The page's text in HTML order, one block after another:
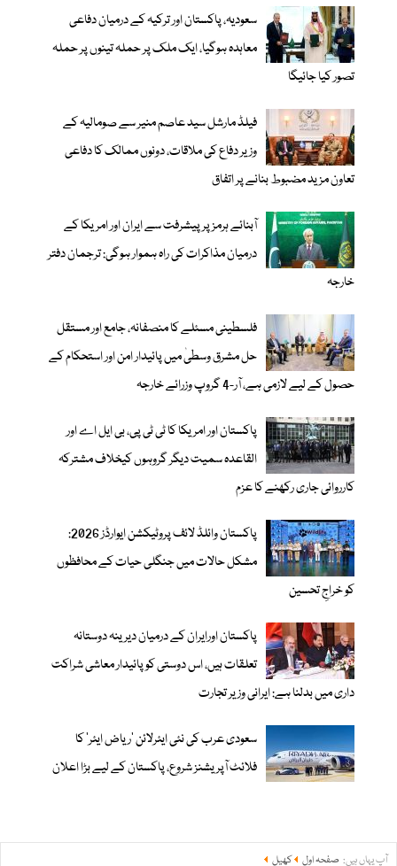
سعودیہ، پاکستان اور ترکیہ کے درمیان دفاعی
معاہدہ ہوگیا، ایک ملک پر حملہ تینوں پر حملہ
تصور کیا جائیگا
فیلڈ مارشل سید عاصم منیر سے صومالیہ کے
وزیر دفاع کی ملاقات، دونوں ممالک کا دفاعی
تعاون مزید مضبوط بنانے پر اتفاق
آبنائے ہرمز پر پیشرفت سے ایران اور امریکا کے
درمیان مذاکرات کی راہ ہموار ہوگی: ترجمان دفتر
خارجہ
فلسطینی مسئلے کا منصفانہ، جامع اور مستقل
حل مشرق وسطیٰ میں پائیدار امن اور استحکام کے
حصول کے لیے لازمی ہے، آر-4 گروپ وزرائے خارجہ
پاکستان اور امریکا کا ٹی ٹی پی، بی ایل اے اور
القاعدہ سمیت دیگر گروہوں کیخلاف مشترکہ
کارروائی جاری رکھنے کا عزم
پاکستان وائلڈ لائف پروٹیکشن ایوارڈز 2026:
مشکل حالات میں جنگلی حیات کے محافظوں
کو خراجِ تحسین
پاکستان اورایران کے درمیان دیرینہ دوستانہ
تعلقات ہیں، اس دوستی کوپائیدار معاشی شراکت
داری میں بدلنا ہے: ایرانی وزیر تجارت
سعودی عرب کی نئی ایئرلائن ‘ریاض ایئر’ کا
فلائٹ آپریشنز شروع، پاکستان کے لیے بڑا اعلان
آپ یہاں ہیں: صفحہ اول کھیل